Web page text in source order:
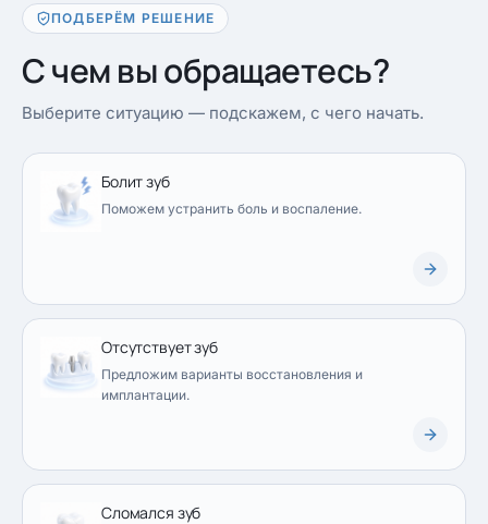
ПОДБЕРЁМ РЕШЕНИЕ
С чем вы обращаетесь?
Выберите ситуацию — подскажем, с чего начать.
Болит зуб
Поможем устранить боль и воспаление.
Отсутствует зуб
Предложим варианты восстановления и
имплантации.
Сломался зуб